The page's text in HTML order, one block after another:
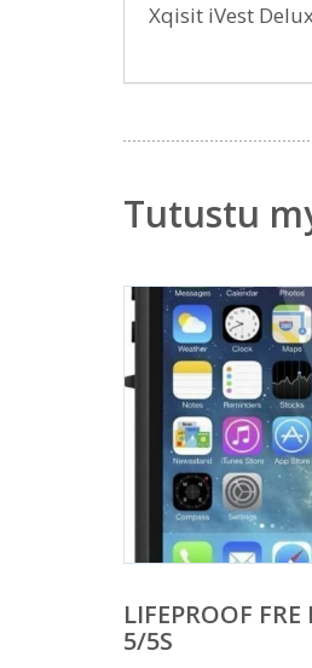
Xqisit iVest
Tutustu
LIFEPROOF
5/5S